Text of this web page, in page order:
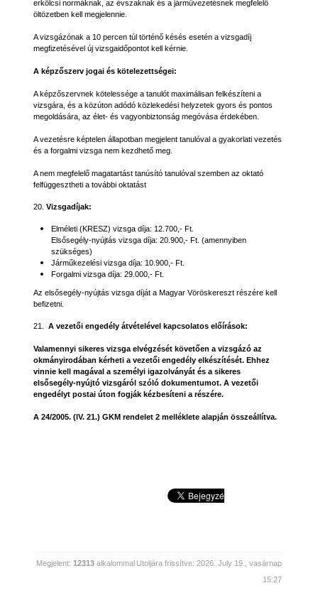
erkölcsi normáknak, az évszaknak és a járművezetésnek megfelelő
öltözetben kell megjelennie.
A vizsgázónak a 10 percen túl történő késés esetén a vizsgadíj
megfizetésével új vizsgaidőpontot kell kérnie.
A képzőszerv jogai és kötelezettségei:
A képzőszervnek kötelessége a tanulót maximálisan felkészíteni a
vizsgára, és a közúton adódó közlekedési helyzetek gyors és pontos
megoldására, az élet- és vagyonbiztonság megóvása érdekében.
A vezetésre képtelen állapotban megjelent tanulóval a gyakorlati vezetés
és a forgalmi vizsga nem kezdhető meg.
A nem megfelelő magatartást tanúsító tanulóval szemben az oktató
felfüggesztheti a további oktatást
20. Vizsgadíjak:
Elméleti (KRESZ) vizsga díja: 12.700,- Ft.
Elsősegély-nyújtás vizsga díja: 20.900,- Ft. (amennyiben
szükséges)
Járműkezelési vizsga díja: 10.900,- Ft.
Forgalmi vizsga díja: 29.000,- Ft.
Az elsősegély-nyújtás vizsga díját a Magyar Vöröskereszt részére kell
befizetni.
21. A vezetői engedély átvételével kapcsolatos előírások:
Valamennyi sikeres vizsga elvégzését követően a vizsgázó az
okmányirodában kérheti a vezetői engedély elkészítését. Ehhez
vinnie kell magával a személyi igazolványát és a sikeres
elsősegély-nyújtó vizsgáról szóló dokumentumot. A vezetői
engedélyt postai úton fogják kézbesíteni a részére.
A 24/2005. (lV. 21.) GKM rendelet 2 melléklete alapján összeállítva.
Megjelent: 12313alkalommal Utoljára frissítve: 2026. July 19., vasárnap
15:27